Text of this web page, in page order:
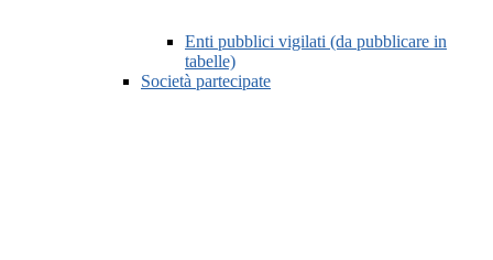
Enti pubblici vigilati (da pubblicare in
tabelle)
Società partecipate